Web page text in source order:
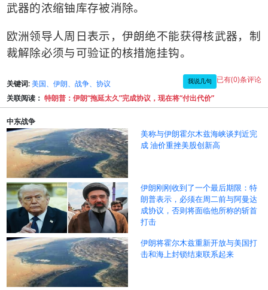
武器的浓缩铀库存被消除。
欧洲领导人周日表示，伊朗绝不能获得核武器，制
裁解除必须与可验证的核措施挂钩。
关键词: 美国、伊朗、战争、协议 我说几句 已有(0)条评论
关联阅读： 特朗普：伊朗“拖延太久”完成协议，现在将“付出代价”
中东战争
美称与伊朗霍尔木兹海峡谈判近完
成 油价重挫美股创新高
伊朗刚刚收到了一个最后期限：特
朗普表示，必须在周二前与阿曼达
成协议，否则将面临他所称的斩首
打击
伊朗将霍尔木兹重新开放与美国打
击和海上封锁结束联系起来